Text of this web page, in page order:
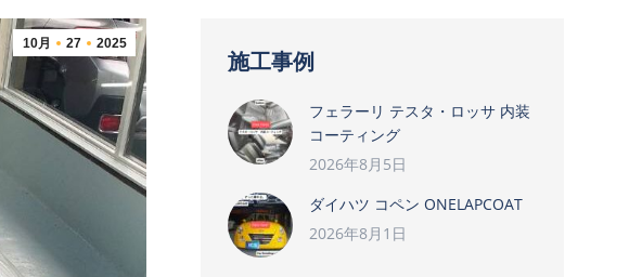
10月 27 2025
施工事例
フェラーリ テスタ・ロッサ 内装
コーティング
2026年8月5日
ダイハツ コペン ONELAPCOAT
2026年8月1日